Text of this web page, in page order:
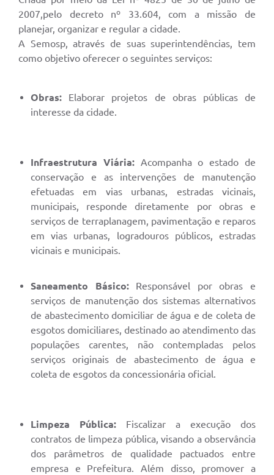
2007,pelo decreto nº 33.604, com a missão de
planejar, organizar e regular a cidade.
A Semosp, através de suas superintendências, tem
como objetivo oferecer o seguintes serviços:
Obras: Elaborar projetos de obras públicas de
interesse da cidade.
Infraestrutura Viária: Acompanha o estado de
conservação e as intervenções de manutenção
efetuadas em vias urbanas, estradas vicinais,
municipais, responde diretamente por obras e
serviços de terraplanagem, pavimentação e reparos
em vias urbanas, logradouros públicos, estradas
vicinais e municipais.
Saneamento Básico:Responsável por obras e
serviços de manutenção dos sistemas alternativos
de abastecimento domiciliar de água e de coleta de
esgotos domiciliares, destinado ao atendimento das
populações carentes, não contempladas pelos
serviços originais de abastecimento de água e
coleta de esgotos da concessionária oficial.
Limpeza Pública: Fiscalizar a execução dos
contratos de limpeza pública, visando a observância
dos parâmetros de qualidade pactuados entre
empresa e Prefeitura. Além disso, promover a